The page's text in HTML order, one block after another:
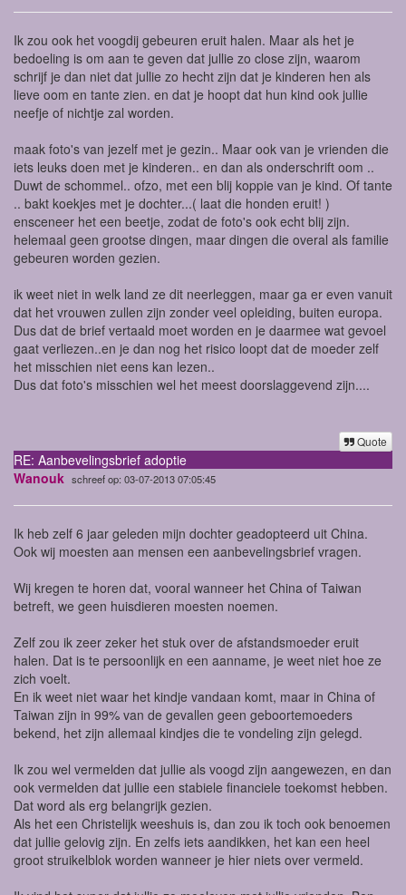
Ik zou ook het voogdij gebeuren eruit halen. Maar als het je
bedoeling is om aan te geven dat jullie zo close zijn, waarom
schrijf je dan niet dat jullie zo hecht zijn dat je kinderen hen als
lieve oom en tante zien. en dat je hoopt dat hun kind ook jullie
neefje of nichtje zal worden.
maak foto's van jezelf met je gezin.. Maar ook van je vrienden die
iets leuks doen met je kinderen.. en dan als onderschrift oom ..
Duwt de schommel.. ofzo, met een blij koppie van je kind. Of tante
.. bakt koekjes met je dochter...( laat die honden eruit! )
ensceneer het een beetje, zodat de foto's ook echt blij zijn.
helemaal geen grootse dingen, maar dingen die overal als familie
gebeuren worden gezien.
ik weet niet in welk land ze dit neerleggen, maar ga er even vanuit
dat het vrouwen zullen zijn zonder veel opleiding, buiten europa.
Dus dat de brief vertaald moet worden en je daarmee wat gevoel
gaat verliezen..en je dan nog het risico loopt dat de moeder zelf
het misschien niet eens kan lezen..
Dus dat foto's misschien wel het meest doorslaggevend zijn....
Quote
RE: Aanbevelingsbrief adoptie
Wanouk schreef op: 03-07-2013 07:05:45
Ik heb zelf 6 jaar geleden mijn dochter geadopteerd uit China.
Ook wij moesten aan mensen een aanbevelingsbrief vragen.
Wij kregen te horen dat, vooral wanneer het China of Taiwan
betreft, we geen huisdieren moesten noemen.
Zelf zou ik zeer zeker het stuk over de afstandsmoeder eruit
halen. Dat is te persoonlijk en een aanname, je weet niet hoe ze
zich voelt.
En ik weet niet waar het kindje vandaan komt, maar in China of
Taiwan zijn in 99% van de gevallen geen geboortemoeders
bekend, het zijn allemaal kindjes die te vondeling zijn gelegd.
Ik zou wel vermelden dat jullie als voogd zijn aangewezen, en dan
ook vermelden dat jullie een stabiele financiele toekomst hebben.
Dat word als erg belangrijk gezien.
Als het een Christelijk weeshuis is, dan zou ik toch ook benoemen
dat jullie gelovig zijn. En zelfs iets aandikken, het kan een heel
groot struikelblok worden wanneer je hier niets over vermeld.